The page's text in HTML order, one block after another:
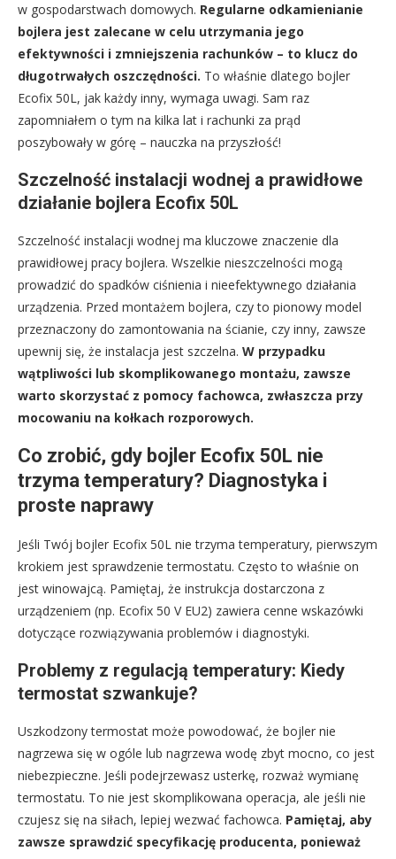
w gospodarstwach domowych. Regularne odkamienianie
bojlera jest zalecane w celu utrzymania jego
efektywności i zmniejszenia rachunków – to klucz do
długotrwałych oszczędności. To właśnie dlatego bojler
Ecofix 50L, jak każdy inny, wymaga uwagi. Sam raz
zapomniałem o tym na kilka lat i rachunki za prąd
poszybowały w górę – nauczka na przyszłość!
Szczelność instalacji wodnej a prawidłowe
działanie bojlera Ecofix 50L
Szczelność instalacji wodnej ma kluczowe znaczenie dla
prawidłowej pracy bojlera. Wszelkie nieszczelności mogą
prowadzić do spadków ciśnienia i nieefektywnego działania
urządzenia. Przed montażem bojlera, czy to pionowy model
przeznaczony do zamontowania na ścianie, czy inny, zawsze
upewnij się, że instalacja jest szczelna. W przypadku
wątpliwości lub skomplikowanego montażu, zawsze
warto skorzystać z pomocy fachowca, zwłaszcza przy
mocowaniu na kołkach rozporowych.
Co zrobić, gdy bojler Ecofix 50L nie
trzyma temperatury? Diagnostyka i
proste naprawy
Jeśli Twój bojler Ecofix 50L nie trzyma temperatury, pierwszym
krokiem jest sprawdzenie termostatu. Często to właśnie on
jest winowajcą. Pamiętaj, że instrukcja dostarczona z
urządzeniem (np. Ecofix 50 V EU2) zawiera cenne wskazówki
dotyczące rozwiązywania problemów i diagnostyki.
Problemy z regulacją temperatury: Kiedy
termostat szwankuje?
Uszkodzony termostat może powodować, że bojler nie
nagrzewa się w ogóle lub nagrzewa wodę zbyt mocno, co jest
niebezpieczne. Jeśli podejrzewasz usterkę, rozważ wymianę
termostatu. To nie jest skomplikowana operacja, ale jeśli nie
czujesz się na siłach, lepiej wezwać fachowca. Pamiętaj, aby
zawsze sprawdzić specyfikację producenta, ponieważ